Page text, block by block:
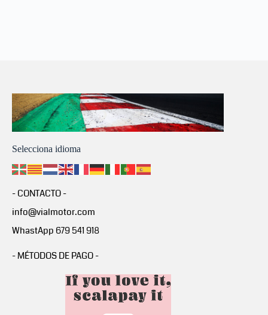
Selecciona idioma
- CONTACTO -
info@vialmotor.com
WhastApp 679 541 918
- MÉTODOS DE PAGO -